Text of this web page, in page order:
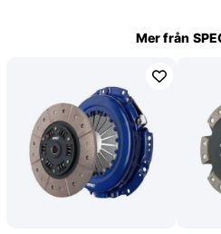
Mer från